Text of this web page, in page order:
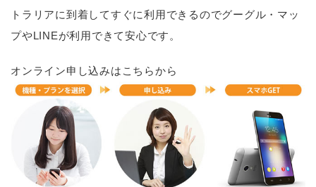
トラリアに到着してすぐに利用できるのでグーグル・マッ
プやLINEが利用できて安心です。
オンライン申し込みはこちらから